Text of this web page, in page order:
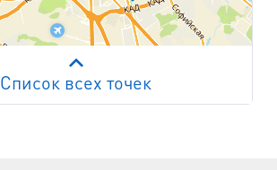
Работает на API 2ГИС
Лицензионное соглашение
Список всех точек